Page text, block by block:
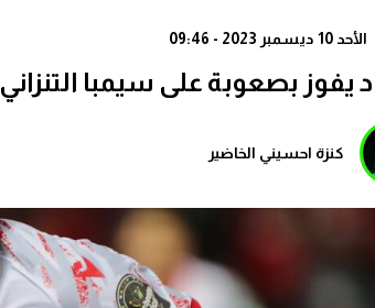
الأحد 10 ديسمبر 2023 - 09:46
يفوز بصعوبة على سيمبا التنزاني
كنزة احسيني الخاضير